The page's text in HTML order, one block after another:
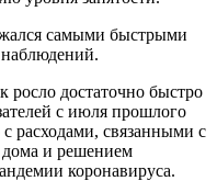
самыми быстрыми
росло достаточно быстро
с июля прошлого
расходами, связанными с
дома и решением
коронавируса.